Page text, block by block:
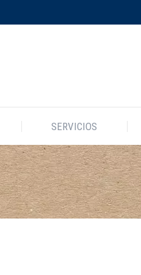
SERVICIOS